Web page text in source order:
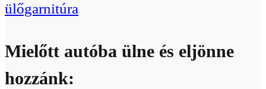
ülőgarnitúra
Mielőtt autóba ülne és eljönne
hozzánk: